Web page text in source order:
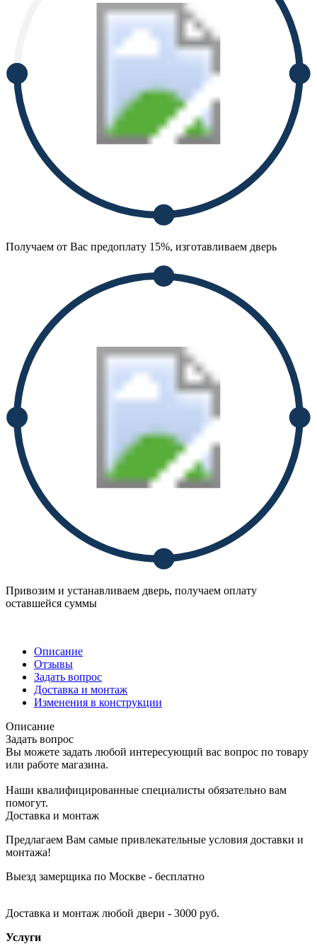
Получаем от Вас предоплату 15%, изготавливаем дверь
Привозим и устанавливаем дверь, получаем оплату
оставшейся суммы
Описание
Отзывы
Задать вопрос
Доставка и монтаж
Изменения в конструкции
Описание
Задать вопрос
Вы можете задать любой интересующий вас вопрос по товару
или работе магазина.
Наши квалифицированные специалисты обязательно вам
помогут.
Доставка и монтаж
Предлагаем Вам самые привлекательные условия доставки и
монтажа!
Выезд замерщика по Москве - бесплатно
Доставка и монтаж любой двери - 3000 руб.
Услуги